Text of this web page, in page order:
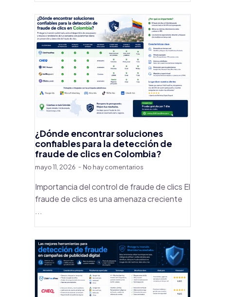
¿Dónde encontrar soluciones
confiables para la detección de
fraude de clics en Colombia?
mayo 11, 2026 No hay comentarios
Importancia del control de fraude de clics El
fraude de clics es una amenaza creciente
...